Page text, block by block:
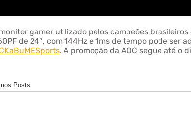
gamer utilizado pelos campeões
de 24″, com 144Hz e 1ms de tempo pode ser
. A promoção da AOC segue até o
Posts